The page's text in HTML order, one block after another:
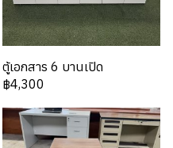
ตู้เอกสาร 6 บานเปิด
฿4,300